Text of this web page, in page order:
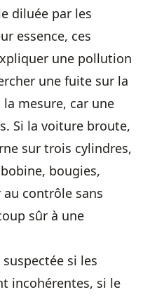
diluée par les
essence, ces
une pollution
une fuite sur la
la mesure, car une
Si la voiture broute,
sur trois cylindres,
bougies,
au contrôle sans
sûr à une
si les
incohérentes, si le